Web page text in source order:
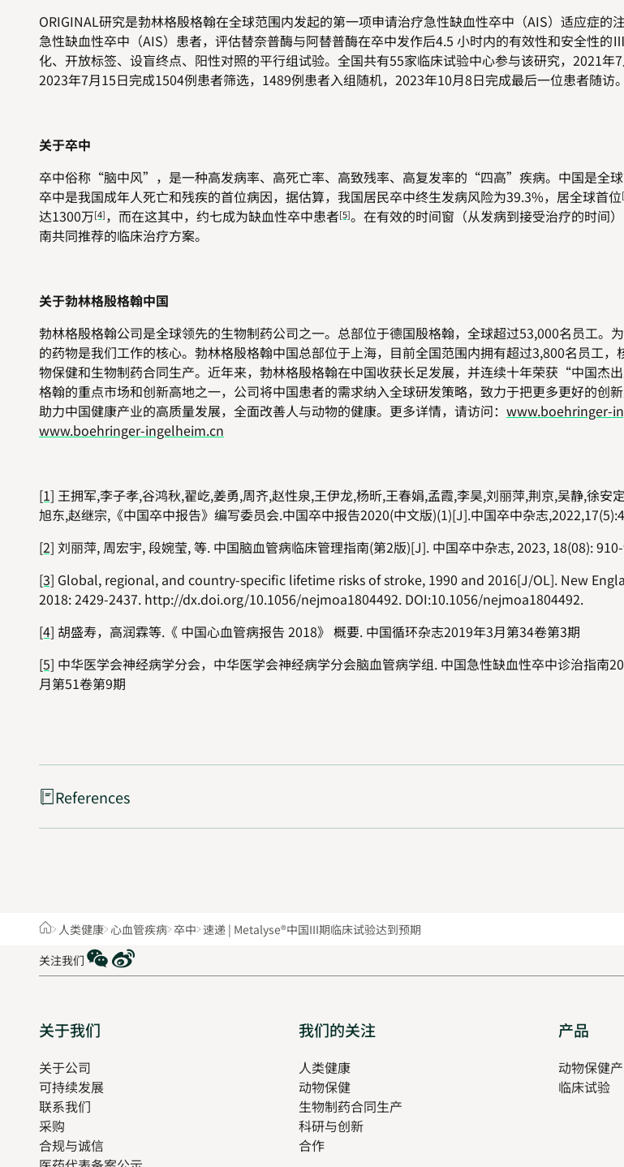
ORIGINAL研究是勃林格殷格翰在全球范围内发起的第一项申请治疗急性缺血性卒中（AIS）适应症的
急性缺血性卒中（AIS）患者，评估替奈普酶与阿替普酶在卒中发作后4.5 小时内的有效性和安全性
化、开放标签、设盲终点、阳性对照的平行组试验。全国共有55家临床试验中心参与该研究，2021年
2023年7月15日完成1504例患者筛选，1489例患者入组随机，2023年10月8日完成最后一位患者随访。
关于卒中
卒中俗称“脑中风”，是一种高发病率、高死亡率、高致残率、高复发率的“四高”疾病。中国是全球
卒中是我国成年人死亡和残疾的首位病因，据估算，我国居民卒中终生发病风险为39.3%，居全球首位
达1300万[4]，而在这其中，约七成为缺血性卒中患者[5]。 在有效的时间窗（从发病到接受治疗的时间
南共同推荐的临床治疗方案。
关于勃林格殷格翰中国
勃林格殷格翰公司是全球领先的生物制药公司之一。总部位于德国殷格翰，全球超过53,000名员工。
的药物是我们工作的核心。勃林格殷格翰中国总部位于上海，目前全国范围内拥有超过3,800名员工，
物保健和生物制药合同生产。近年来，勃林格殷格翰在中国收获长足发展，并连续十年荣获“中国杰
格翰的重点市场和创新高地之一，公司将中国患者的需求纳入全球研发策略，致力于把更多更好的创
助力中国健康产业的高质量发展，全面改善人与动物的健康。更多详情，请访问： www.boehringer-
www.boehringer-ingelheim.cn
[1] 王拥军,李子孝,谷鸿秋,翟屹,姜勇,周齐,赵性泉,王伊龙,杨昕,王春娟,孟霞,李昊,刘丽萍,荆京,吴静,徐安
旭东,赵继宗,《中国卒中报告》编写委员会.中国卒中报告2020(中文版)(1)[J].中国卒中杂志
[2] 刘丽萍, 周宏宇, 段婉莹, 等. 中国脑血管病临床管理指南(第2版)[J]. 中国卒中杂志, 2023, 18(08):
[3] Global, regional, and country-specific lifetime risks of stroke, 1990 and 2016[J/OL]. New
2018: 2429-2437. http://dx.doi.org/10.1056/nejmoa1804492. DOI:10.1056/nejmoa1804492.
[4] 胡盛寿，高润霖等. 《 中国心血管病报告 2018》 概要. 中国循环杂志2019年3月第34卷第3期
[5] 中华医学会神经病学分会，中华医学会神经病学分会脑血管病学组. 中国急性缺血性卒中诊治指南
月第51卷第9期
References
Home人类健康 心血管疾病 卒中 速递 | Metalyse®中国III期临床试验达到预期
关注我们
WeChat
Weibo
Sitemap
关于我们
关于公司
可持续发展
联系我们
采购
合规与诚信
我们的关注
tab
人类健康
new
tab
动物保健
生物制药合同生产
科研与创新
合作
产品
new
tab
动物保健
临床试验